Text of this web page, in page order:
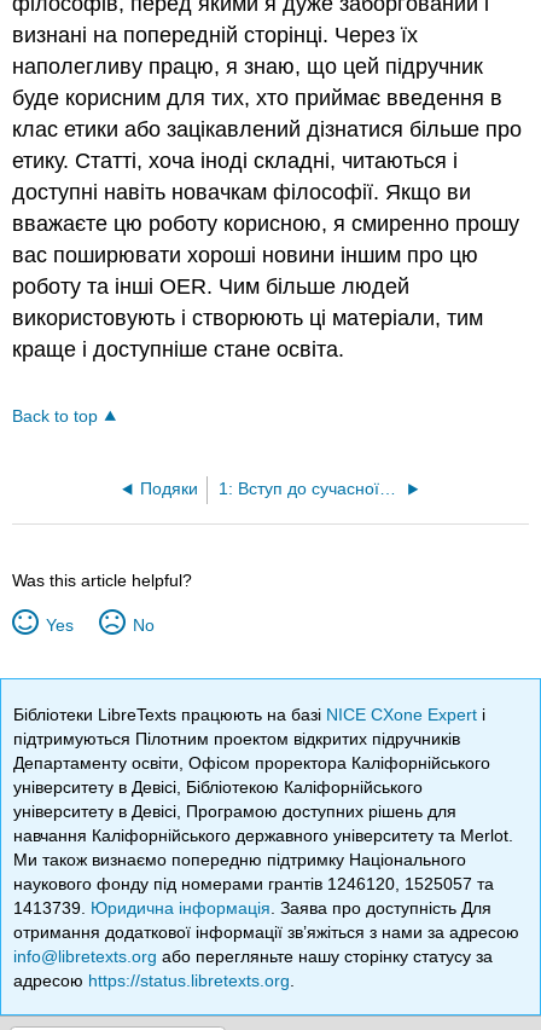
визнані на попередній сторінці. Через їх
наполегливу працю, я знаю, що цей підручник
буде корисним для тих, хто приймає введення в
клас етики або зацікавлений дізнатися більше про
етику. Статті, хоча іноді складні, читаються і
доступні навіть новачкам філософії. Якщо ви
вважаєте цю роботу корисною, я смиренно прошу
вас поширювати хороші новини іншим про цю
роботу та інші OER. Чим більше людей
використовують і створюють ці матеріали, тим
краще і доступніше стане освіта.
Back to top
Подяки 1: Вступ до сучасної етики - технології, позитивні дії та імміграція
Was this article helpful?
Yes No
Бібліотеки LibreTexts працюють на базі NICE CXone Expert і
підтримуються Пілотним проектом відкритих підручників
Департаменту освіти, Офісом проректора Каліфорнійського
університету в Девісі, Бібліотекою Каліфорнійського
університету в Девісі, Програмою доступних рішень для
навчання Каліфорнійського державного університету та Merlot.
Ми також визнаємо попередню підтримку Національного
наукового фонду під номерами грантів 1246120, 1525057 та
1413739. Юридична інформація . Заява про доступність Для
отримання додаткової інформації зв’яжіться з нами за адресою
info@libretexts.org або перегляньте нашу сторінку статусу за
адресою https://status.libretexts.org